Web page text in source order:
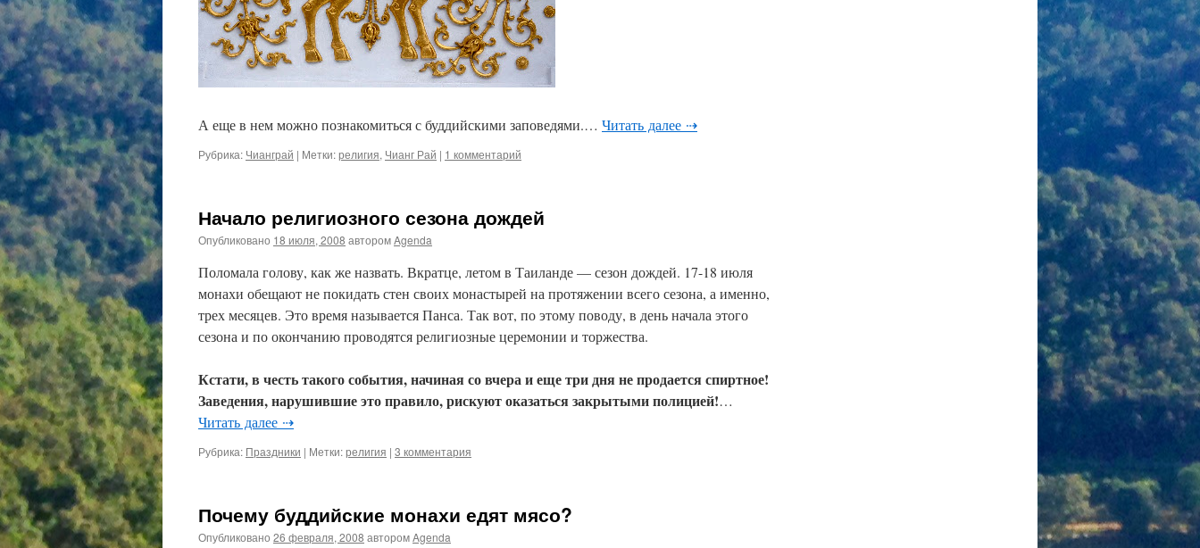
А еще в нем можно познакомиться с буддийскими заповедями.… Читать далее ⇢
Рубрика: Чианграй | Метки:религия, Чианг Рай | 1 комментарий
Начало религиозного сезона дождей
Опубликовано 18 июля, 2008 авторомAgenda
Поломала голову, как же назвать. Вкратце, летом в Таиланде — сезон дождей. 17-18 июля
монахи обещают не покидать стен своих монастырей на протяжении всего сезона, а именно,
трех месяцев. Это время называется Панса. Так вот, по этому поводу, в день начала этого
сезона и по окончанию проводятся религиозные церемонии и торжества.
Кстати, в честь такого события, начиная со вчера и еще три дня не продается спиртное!
Заведения, нарушившие это правило, рискуют оказаться закрытыми полицией!…
Читать далее ⇢
Рубрика: Праздники | Метки:религия | 3 комментария
Почему буддийские монахи едят мясо?
Опубликовано 26 февраля, 2008 авторомAgenda